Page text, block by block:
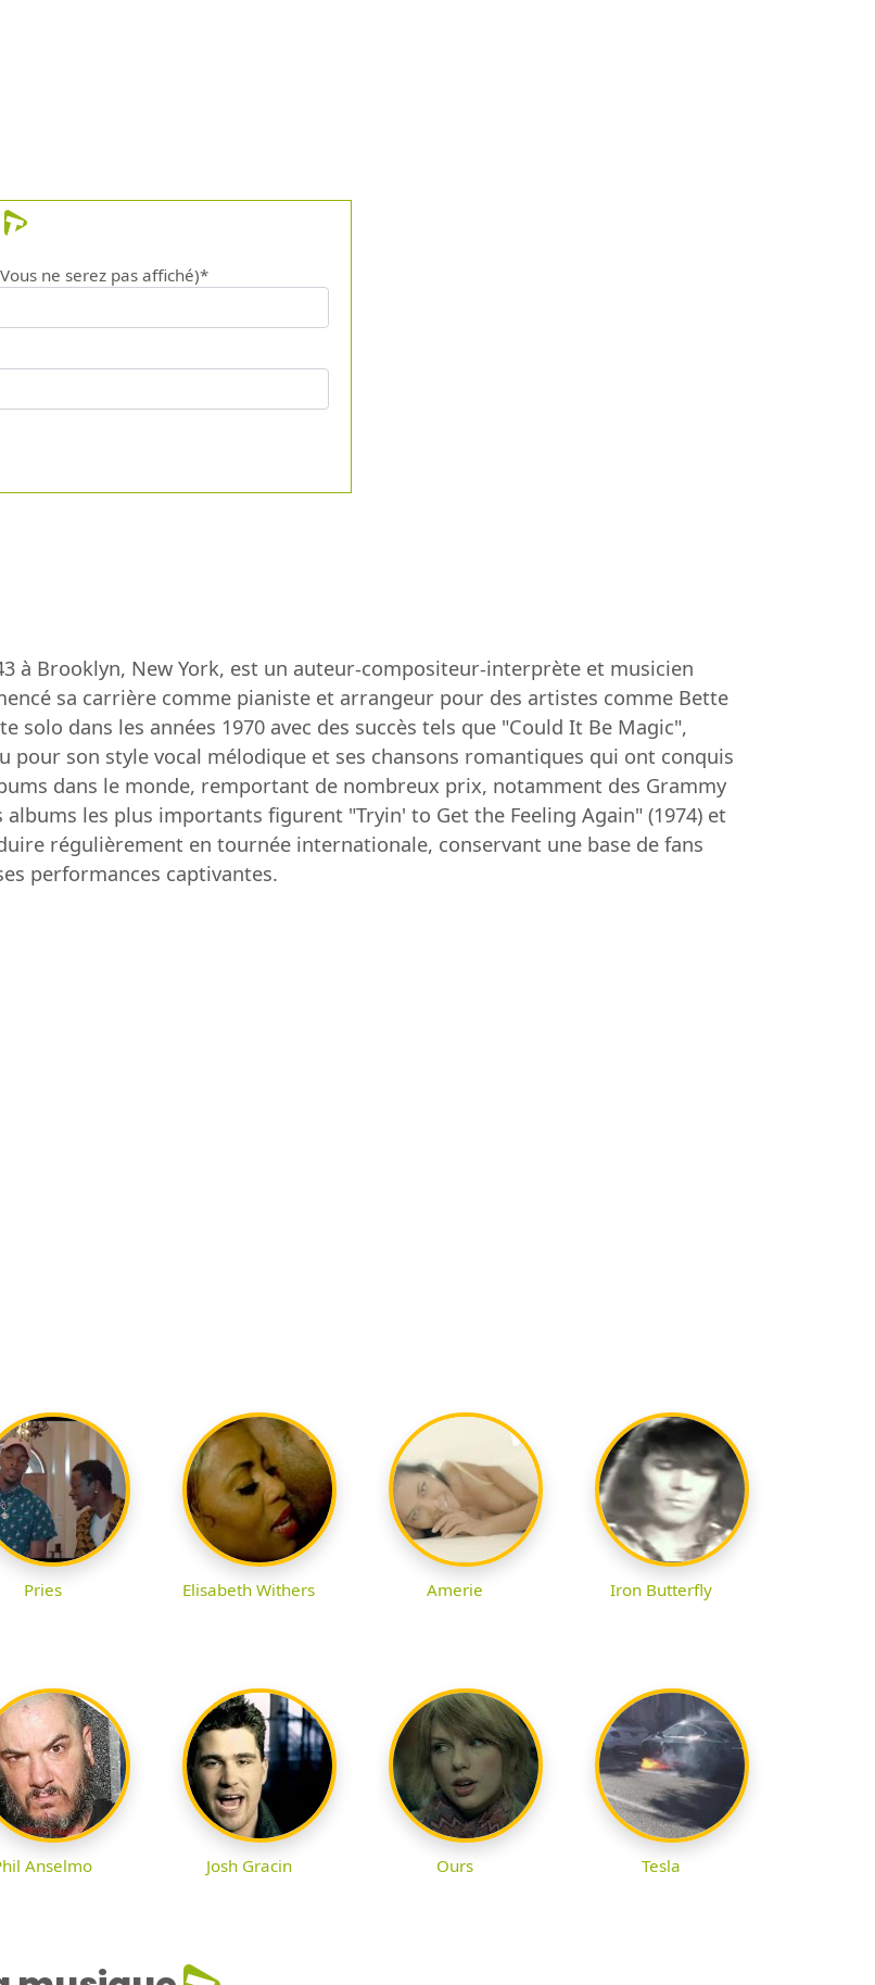
ne serez pas affiché)*
à Brooklyn, New York, est un auteur-compositeur-interprète et musicien
sa carrière comme pianiste et arrangeur pour des artistes comme Bette
dans les années 1970 avec des succès tels que "Could It Be Magic",
pour son style vocal mélodique et ses chansons romantiques qui ont conquis
dans le monde, remportant de nombreux prix, notamment des Grammy
les plus importants figurent "Tryin' to Get the Feeling Again" (1974) et
régulièrement en tournée internationale, conservant une base de fans
performances captivantes.
Pries Elisabeth Withers Amerie Iron Butterfly
Anselmo Josh Gracin Ours Tesla